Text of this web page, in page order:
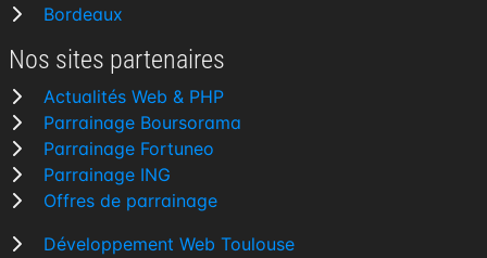
Bordeaux
Nos sites partenaires
Actualités Web & PHP
Parrainage Boursorama
Parrainage Fortuneo
Parrainage ING
Offres de parrainage
Développement Web Toulouse